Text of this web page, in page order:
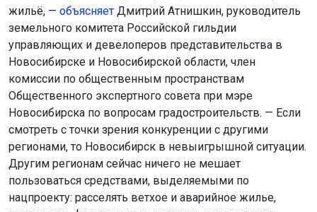
жильё, — объясняет Дмитрий Атнишкин, руководитель
земельного комитета Российской гильдии
управляющих и девелоперов представительства в
Новосибирске и Новосибирской области, член
комиссии по общественным пространствам
Общественного экспертного совета при мэре
Новосибирска по вопросам градостроительств. — Если
смотреть с точки зрения конкуренции с другими
регионами, то Новосибирск в невыигрышной ситуации.
Другим регионам сейчас ничего не мешает
пользоваться средствами, выделяемыми по
нацпроекту: расселять ветхое и аварийное жилье,